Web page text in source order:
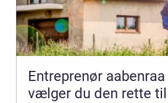
Entreprenør aabenraa sådan
vælger du den rette